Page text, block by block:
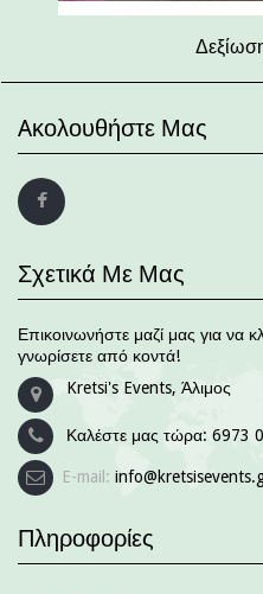
Aκολουθήστε Μας
Σχετικά Με Μας
Επικοινωνήστε μαζί μας για να
γνωρίσετε από κοντά!
Kretsi's Events, Άλιμος
Καλέστε μας τώρα: 6973
E-mail:
Πληροφορίες